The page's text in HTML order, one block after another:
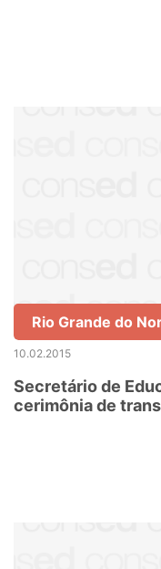
Rio Grande do
10.02.2015
Secretário de
cerimônia de